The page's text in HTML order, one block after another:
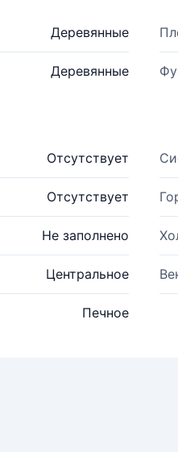
Деревянные
Деревянные
Отсутствует
Отсутствует
Не заполнено
Центральное
Печное